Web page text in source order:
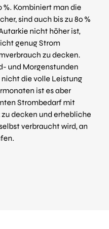
%. Kombiniert man die
sind auch bis zu 80 %
nicht höher ist,
genug Strom
zu decken.
und Morgenstunden
die volle Leistung
ist es aber
Strombedarf mit
decken und erhebliche
verbraucht wird, an